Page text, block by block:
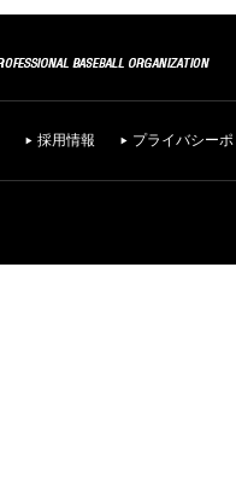
採用情報 プライバシー